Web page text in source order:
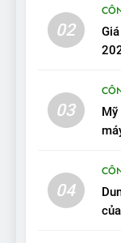
12
02
03
Mỹ
04